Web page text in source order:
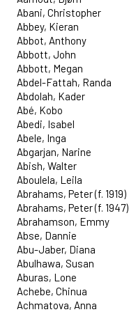
Abani, Christopher
Abbey, Kieran
Abbot, Anthony
Abbott, John
Abbott, Megan
Abdel-Fattah, Randa
Abdolah, Kader
Abé, Kobo
Abedi, Isabel
Abele, Inga
Abgarjan, Narine
Abish, Walter
Aboulela, Leila
Abrahams, Peter (f. 1919)
Abrahams, Peter (f. 1947)
Abrahamson, Emmy
Abse, Dannie
Abu-Jaber, Diana
Abulhawa, Susan
Aburas, Lone
Achebe, Chinua
Achmatova, Anna